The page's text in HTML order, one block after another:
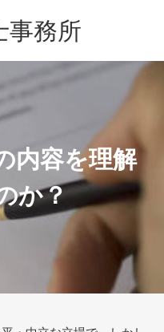
事務所
内容を理解
か？